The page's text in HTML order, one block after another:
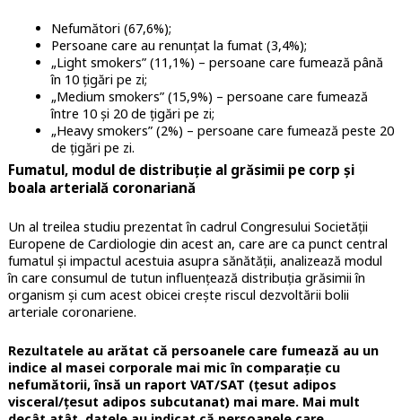
Nefumători (67,6%);
Persoane care au renunțat la fumat (3,4%);
„Light smokers” (11,1%) – persoane care fumează până
în 10 țigări pe zi;
„Medium smokers” (15,9%) – persoane care fumează
între 10 și 20 de țigări pe zi;
„Heavy smokers” (2%) – persoane care fumează peste 20
de țigări pe zi.
Fumatul, modul de distribuție al grăsimii pe corp și
boala arterială coronariană
Un al treilea studiu prezentat în cadrul Congresului Societății
Europene de Cardiologie din acest an, care are ca punct central
fumatul și impactul acestuia asupra sănătății, analizează modul
în care consumul de tutun influențează distribuția grăsimii în
organism și cum acest obicei crește riscul dezvoltării bolii
arteriale coronariene.
Rezultatele au arătat că persoanele care fumează au un
indice al masei corporale mai mic în comparație cu
nefumătorii, însă un raport VAT/SAT (țesut adipos
visceral/țesut adipos subcutanat) mai mare. Mai mult